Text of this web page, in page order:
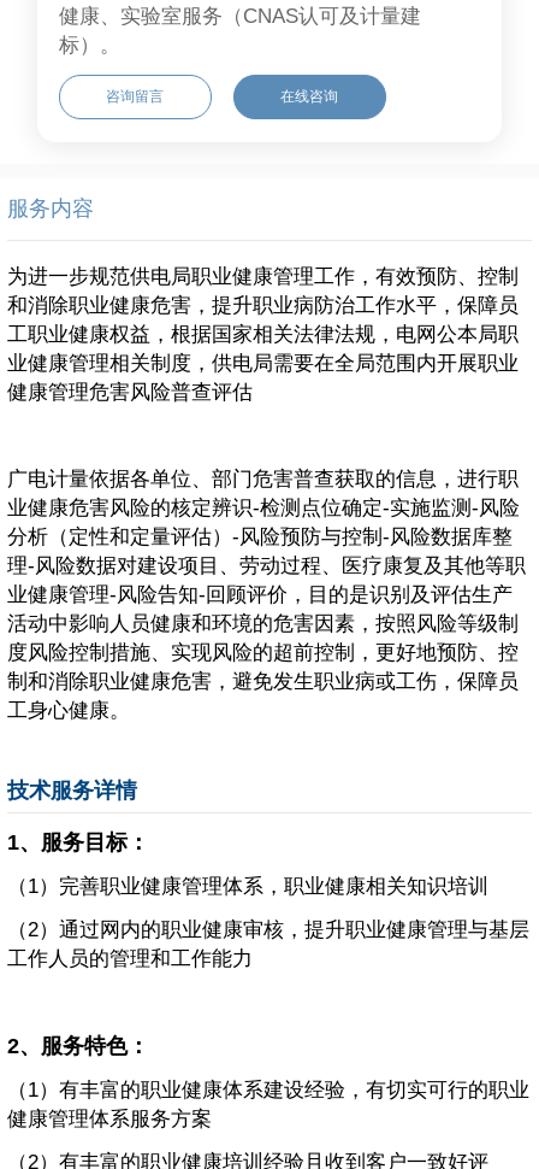
健康、实验室服务（CNAS认可及计量建
标）。
咨询留言 在线咨询
服务内容
为进一步规范供电局职业健康管理工作，有效预防、控制
和消除职业健康危害，提升职业病防治工作水平，保障员
工职业健康权益，根据国家相关法律法规，电网公本局职
业健康管理相关制度，供电局需要在全局范围内开展职业
健康管理危害风险普查评估
广电计量依据各单位、部门危害普查获取的信息，进行职
业健康危害风险的核定辨识-检测点位确定-实施监测-风险
分析（定性和定量评估）-风险预防与控制-风险数据库整
理-风险数据对建设项目、劳动过程、医疗康复及其他等职
业健康管理-风险告知-回顾评价，目的是识别及评估生产
活动中影响人员健康和环境的危害因素，按照风险等级制
度风险控制措施、实现风险的超前控制，更好地预防、控
制和消除职业健康危害，避免发生职业病或工伤，保障员
工身心健康。
技术服务详情
1、服务目标：
（1）完善职业健康管理体系，职业健康相关知识培训
（2）通过网内的职业健康审核，提升职业健康管理与基层
工作人员的管理和工作能力
2、服务特色：
（1）有丰富的职业健康体系建设经验，有切实可行的职业
健康管理体系服务方案
（2）有丰富的职业健康培训经验且收到客户一致好评